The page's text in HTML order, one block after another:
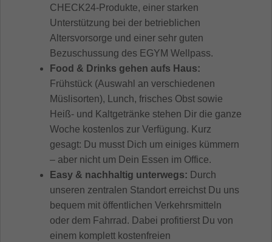
CHECK24-Produkte, einer starken
Unterstützung bei der betrieblichen
Altersvorsorge und einer sehr guten
Bezuschussung des EGYM Wellpass.
Food & Drinks gehen aufs Haus:
Frühstück (Auswahl an verschiedenen
Müslisorten), Lunch, frisches Obst sowie
Heiß- und Kaltgetränke stehen Dir die ganze
Woche kostenlos zur Verfügung. Kurz
gesagt: Du musst Dich um einiges kümmern
– aber nicht um Dein Essen im Office.
Easy & nachhaltig unterwegs: Durch
unseren zentralen Standort erreichst Du uns
bequem mit öffentlichen Verkehrsmitteln
oder dem Fahrrad. Dabei profitierst Du von
einem komplett kostenfreien